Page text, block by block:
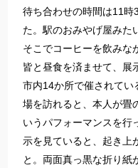
待ち合わせの時間は11時
た。駅のおみやげ屋みた
そこでコーヒーを飲みな
皆と昼食を済ませて、展
市内14か所で催されてい
場を訪れると、本人が畳
いうパフォーマンスを行
示を見ていると、起き上
と。両面真っ黒な折り紙